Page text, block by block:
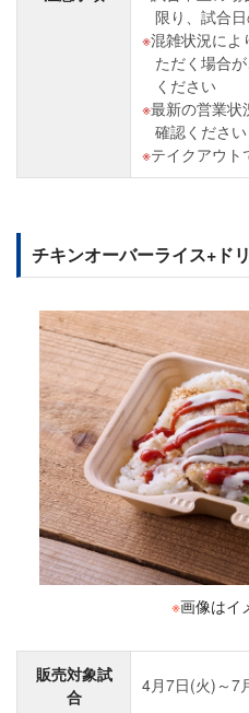
限り、試合
混雑状況によ
ただく場合
ください
最新の営業状
確認ください
テイクアウト
チキンオーバーライス+ド
※画像はイ
販売対象試
合
4月7日(火)～7